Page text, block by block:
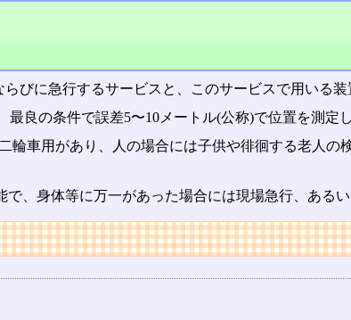
らびに急行するサービスと、このサービスで用いる
最良の条件で誤差5〜10メートル(公称)で位置を測
輪車用があり、人の場合には子供や徘徊する老人
、身体等に万一があった場合には現場急行、ある